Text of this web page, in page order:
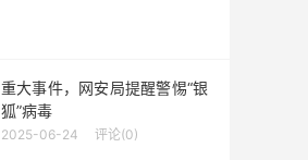
重大事件，网安局提醒警惕“银
狐”病毒
2025-06-24 评论(0)